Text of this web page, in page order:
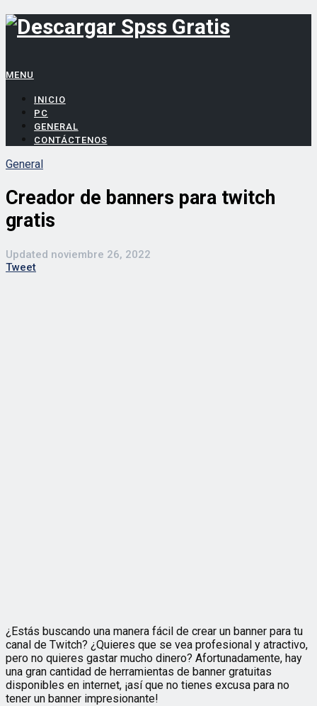
MENU
INICIO
PC
GENERAL
CONTÁCTENOS
General
Creador de banners para twitch
gratis
Updated noviembre 26, 2022
Tweet
¿Estás buscando una manera fácil de crear un banner para tu
canal de Twitch? ¿Quieres que se vea profesional y atractivo,
pero no quieres gastar mucho dinero? Afortunadamente, hay
una gran cantidad de herramientas de banner gratuitas
disponibles en internet, ¡así que no tienes excusa para no
tener un banner impresionante!